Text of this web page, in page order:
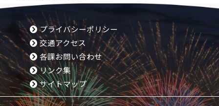
プライバシーポリシー
交通アクセス
各課お問い合わせ
リンク集
サイトマップ